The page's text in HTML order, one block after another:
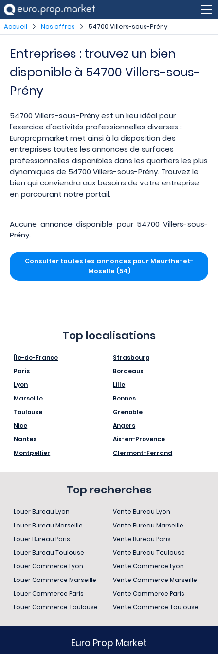
Accueil Nos offres 54700 Villers-sous-Prény
Entreprises : trouvez un bien
disponible à 54700 Villers-sous-
Prény
54700 Villers-sous-Prény est un lieu idéal pour
l'exercice d'activités professionnelles diverses :
Europropmarket met ainsi à la disposition des
entreprises toutes les annonces de surfaces
professionnelles disponibles dans les quartiers les plus
dynamiques de 54700 Villers-sous-Prény. Trouvez le
bien qui conviendra aux besoins de votre entreprise
en parcourant notre portail.
Aucune annonce disponible pour 54700 Villers-sous-
Prény.
Consulter toutes les annonces pour Meurthe-et-
Moselle (54)
Top localisations
Île-de-France
Paris
Lyon
Marseille
Toulouse
Nice
Nantes
Montpellier
Strasbourg
Bordeaux
Lille
Rennes
Grenoble
Angers
Aix-en-Provence
Clermont-Ferrand
Top recherches
Louer Bureau Lyon
Louer Bureau Marseille
Louer Bureau Paris
Louer Bureau Toulouse
Louer Commerce Lyon
Louer Commerce Marseille
Louer Commerce Paris
Louer Commerce Toulouse
Vente Bureau Lyon
Vente Bureau Marseille
Vente Bureau Paris
Vente Bureau Toulouse
Vente Commerce Lyon
Vente Commerce Marseille
Vente Commerce Paris
Vente Commerce Toulouse
Euro Prop Market